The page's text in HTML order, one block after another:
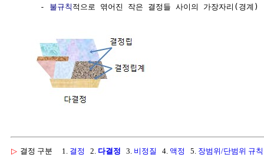
     -
불규칙 적으로 엮어진 작은 결정들 사이의 가장자리(경계)
▷ 결정 구분 1. 결정 2. 다결정 3. 비정질 4. 액정 5. 장범위/단범위 규칙